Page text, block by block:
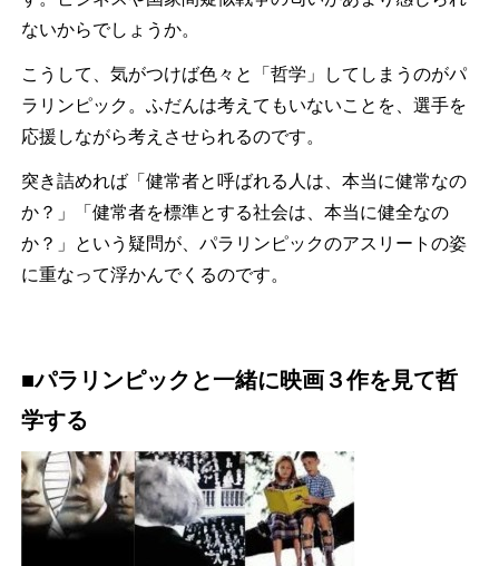
ないからでしょうか。
こうして、気がつけば色々と「哲学」してしまうのがパ
ラリンピック。ふだんは考えてもいないことを、選手を
応援しながら考えさせられるのです。
突き詰めれば「健常者と呼ばれる人は、本当に健常なの
か？」「健常者を標準とする社会は、本当に健全なの
か？」という疑問が、パラリンピックのアスリートの姿
に重なって浮かんでくるのです。
■パラリンピックと一緒に映画３作を見て哲
学する